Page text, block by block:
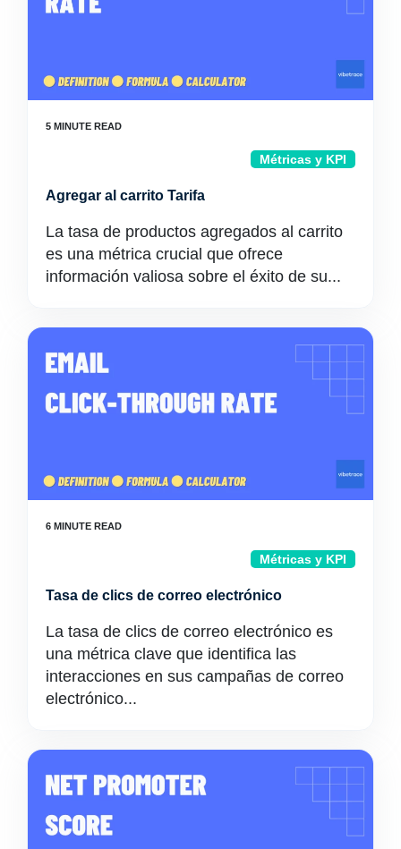
Métricas y KPI
Agregar al carrito Tarifa
La tasa de productos agregados al carrito
es una métrica crucial que ofrece
información valiosa sobre el éxito de su...
Métricas y KPI
Tasa de clics de correo electrónico
La tasa de clics de correo electrónico es
una métrica clave que identifica las
interacciones en sus campañas de correo
electrónico...